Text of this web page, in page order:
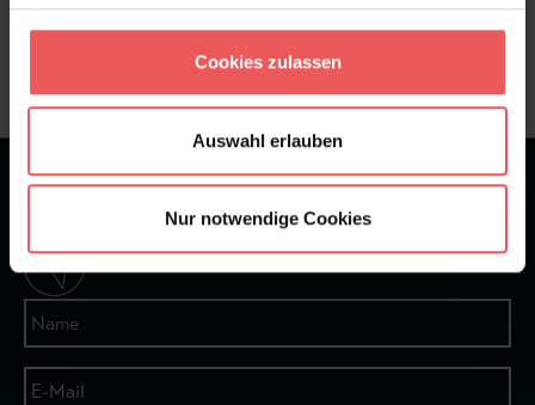
Cookies zulassen
Auswahl erlauben
Nur notwendige Cookies
Frage stellen
+49 (0)221 932 81 82
★★★★★Bei 1245 Bewertungen
Newsletter